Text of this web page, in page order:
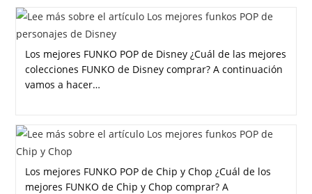
Los mejores FUNKO POP de Disney ¿Cuál de las mejores
colecciones FUNKO de Disney comprar? A continuación
vamos a hacer…
Los mejores FUNKO POP de Chip y Chop ¿Cuál de los
mejores FUNKO de Chip y Chop comprar? A